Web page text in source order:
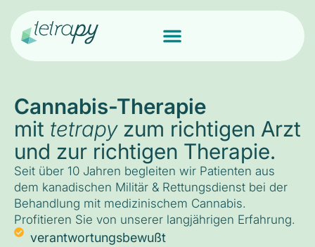
Cannabis-Therapie
mit tetrapyzum richtigen Arzt
und zur richtigen Therapie.
Seit über 10 Jahren begleiten wir Patienten aus
dem kanadischen Militär & Rettungsdienst bei der
Behandlung mit medizinischem Cannabis.
Profitieren Sie von unserer langjährigen Erfahrung.
verantwortungsbewußt